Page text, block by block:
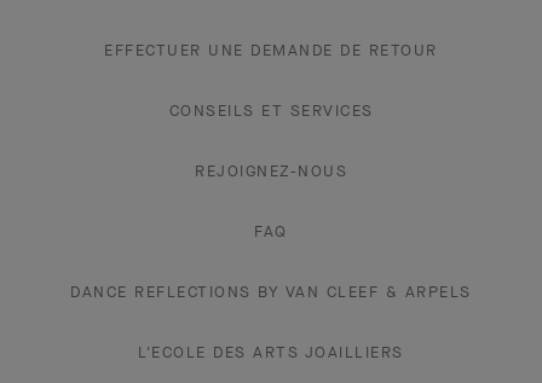
EFFECTUER UNE DEMANDE DE RETOUR
CONSEILS ET SERVICES
REJOIGNEZ-NOUS
FAQ
DANCE REFLECTIONS BY VAN CLEEF & ARPELS
L'ECOLE DES ARTS JOAILLIERS